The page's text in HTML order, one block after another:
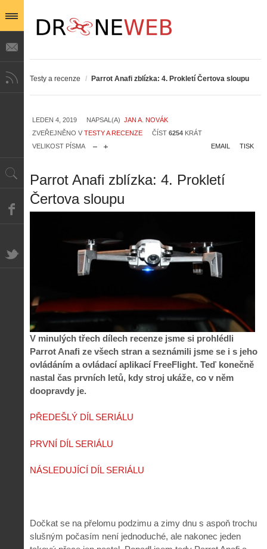
Testy a recenze / Parrot Anafi zblízka: 4. Prokletí Čertova sloupu
LEDEN 4, 2019 NAPSAL(A) JAN A. NOVÁK
ZVEŘEJNĚNO V TESTY A RECENZE ČÍST 6254 KRÁT
VELIKOST PÍSMA
TISK
EMAIL
Parrot Anafi zblízka: 4. Prokletí
Čertova sloupu
V minulých třech dílech recenze jsme si prohlédli
Parrot Anafi ze všech stran a seznámili jsme se i s jeho
ovládáním a ovládací aplikací FreeFlight. Teď konečně
nastal čas prvních letů, kdy stroj ukáže, co v něm
doopravdy je.
PŘEDEŠLÝ DÍL SERIÁLU
PRVNÍ DÍL SERIÁLU
NÁSLEDUJÍCÍ DÍL SERIÁLU
Dočkat se na přelomu podzimu a zimy dnu s aspoň trochu
slušným počasím není jednoduché, ale nakonec jeden